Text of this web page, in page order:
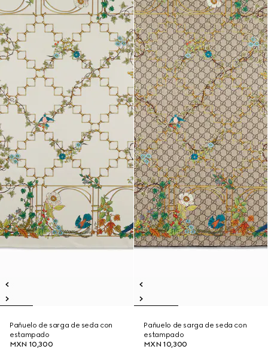
Pañuelo de sarga de seda con
estampado
MXN 10,300
Pañuelo de sarga de seda con
estampado
MXN 10,300